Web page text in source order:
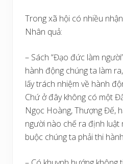
Trong xã hội có nhiều
Nhân quả:
– Sách “Đạo đức làm
hành động chúng ta làm
lấy trách nhiệm về hành
Chứ ở đây không có một
Ngọc Hoàng, Thượng Đế,
người nào chế ra định luật
buộc chúng ta phải thi